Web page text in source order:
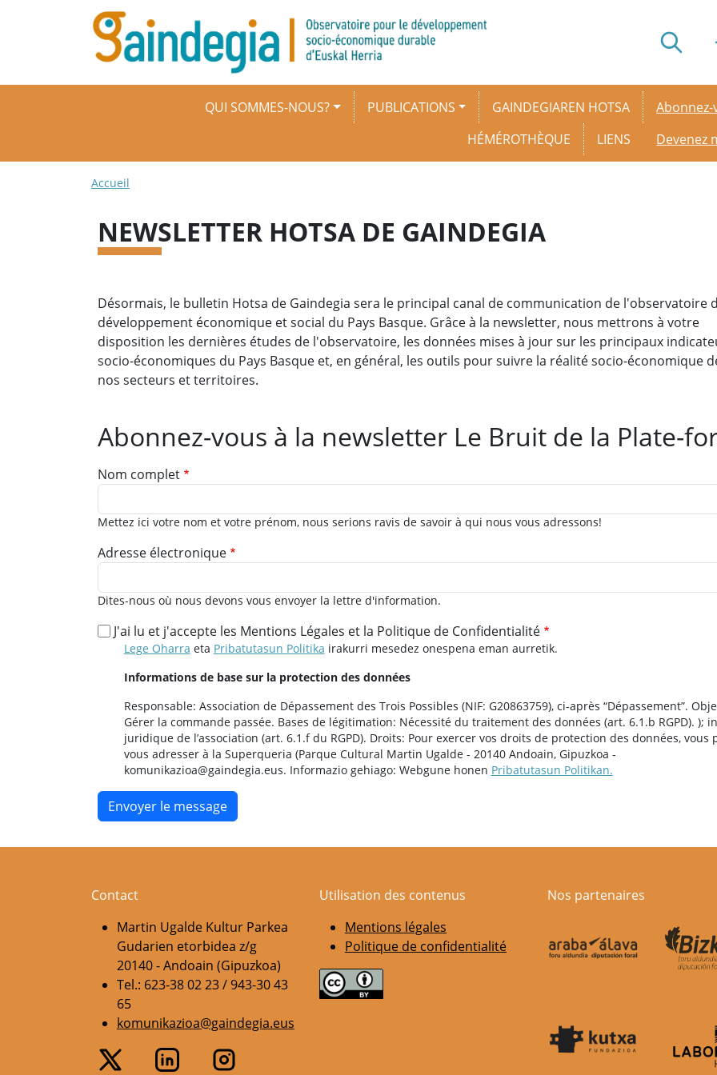
Aller au contenu principal
Navigation principaleQUI SOMMES-NOUS? PUBLICATIONS
GAINDEGIAREN HOTSA
HÉMÉROTHÈQUE
LIENS
Devenez
Fil d'Ariane
Accueil
NEWSLETTER HOTSA DE GAINDEGIA
Désormais, le bulletin Hotsa de Gaindegia sera le principal canal de communication de l'observatoire
développement économique et social du Pays Basque. Grâce à la newsletter, nous mettrons à votre
disposition les dernières études de l'observatoire, les données mises à jour sur les principaux
socio-économiques du Pays Basque et, en général, les outils pour suivre la réalité socio-économique
nos secteurs et territoires.
Abonnez-vous à la newsletter Le Bruit de la Plate-
Nom complet
Mettez ici votre nom et votre prénom, nous serions ravis de savoir à qui nous vous adressons!
Adresse électronique
Dites-nous où nous devons vous envoyer la lettre d'information.
J'ai lu et j'accepte les Mentions Légales et la Politique de Confidentialité
Lege Oharra eta Pribatutasun Politika irakurri mesedez onespena eman aurretik.
Informations de base sur la protection des données
Responsable: Association de Dépassement des Trois Possibles (NIF: G20863759), ci-après “Dépassement”.
Gérer la commande passée. Bases de légitimation: Nécessité du traitement des données (art. 6.1.b RGPD). );
juridique de l’association (art. 6.1.f du RGPD). Droits: Pour exercer vos droits de protection des données, vous
vous adresser à la Superqueria (Parque Cultural Martin Ugalde - 20140 Andoain, Gipuzkoa -
komunikazioa@gaindegia.eus. Informazio gehiago: Webgune honen Pribatutasun Politikan.
Contact
Martin Ugalde Kultur Parkea
Gudarien etorbidea z/g
20140 - Andoain (Gipuzkoa)
Tel.: 623-38 02 23 / 943-30 43
65
komunikazioa@gaindegia.eus
Utilisation des contenus
Mentions légales
Politique de confidentialité
Nos partenaires